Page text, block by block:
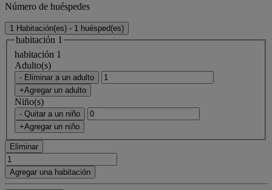
Número de huéspedes
1 Habitación(es) - 1 huésped(es)
habitación 1
habitación 1
Adulto(s)
- Eliminar a un adulto
+Agregar un adulto
Niño(s)
- Quitar a un niño
+Agregar un niño
Eliminar
Agregar una habitación